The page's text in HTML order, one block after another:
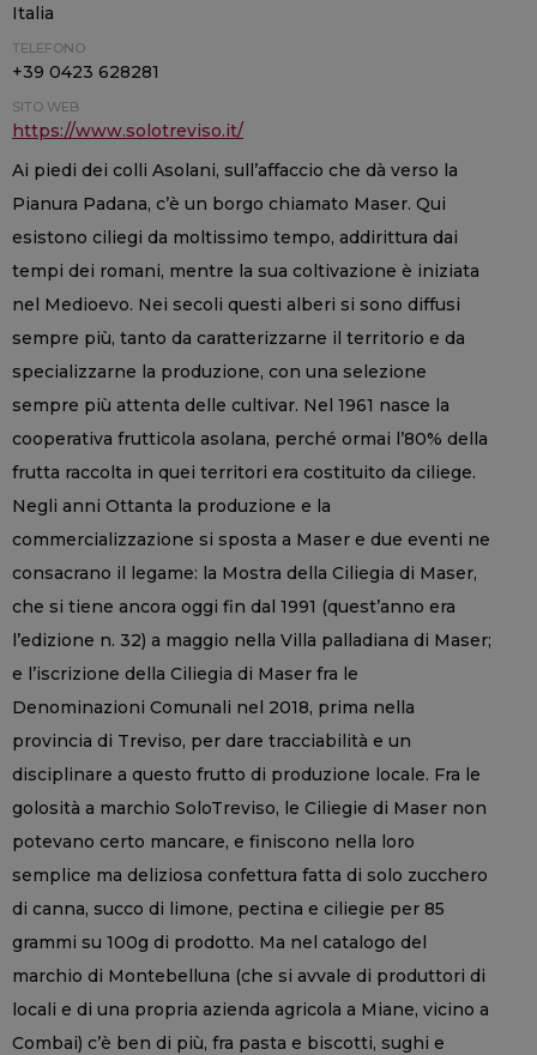
Italia
TELEFONO
+39 0423 628281
SITO WEB
https://www.solotreviso.it/
Ai piedi dei colli Asolani, sull’affaccio che dà verso la
Pianura Padana, c’è un borgo chiamato Maser. Qui
esistono ciliegi da moltissimo tempo, addirittura dai
tempi dei romani, mentre la sua coltivazione è iniziata
nel Medioevo. Nei secoli questi alberi si sono diffusi
sempre più, tanto da caratterizzarne il territorio e da
specializzarne la produzione, con una selezione
sempre più attenta delle cultivar. Nel 1961 nasce la
cooperativa frutticola asolana, perché ormai l’80% della
frutta raccolta in quei territori era costituito da ciliege.
Negli anni Ottanta la produzione e la
commercializzazione si sposta a Maser e due eventi ne
consacrano il legame: la Mostra della Ciliegia di Maser,
che si tiene ancora oggi fin dal 1991 (quest’anno era
l’edizione n. 32) a maggio nella Villa palladiana di Maser;
e l’iscrizione della Ciliegia di Maser fra le
Denominazioni Comunali nel 2018, prima nella
provincia di Treviso, per dare tracciabilità e un
disciplinare a questo frutto di produzione locale. Fra le
golosità a marchio SoloTreviso, le Ciliegie di Maser non
potevano certo mancare, e finiscono nella loro
semplice ma deliziosa confettura fatta di solo zucchero
di canna, succo di limone, pectina e ciliegie per 85
grammi su 100g di prodotto. Ma nel catalogo del
marchio di Montebelluna (che si avvale di produttori di
locali e di una propria azienda agricola a Miane, vicino a
Combai) c’è ben di più, fra pasta e biscotti, sughi e